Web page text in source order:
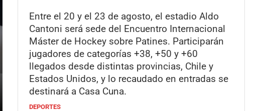
Entre el 20 y el 23 de agosto, el estadio Aldo
Cantoni será sede del Encuentro Internacional
Máster de Hockey sobre Patines. Participarán
jugadores de categorías +38, +50 y +60
llegados desde distintas provincias, Chile y
Estados Unidos, y lo recaudado en entradas se
destinará a Casa Cuna.
DEPORTES